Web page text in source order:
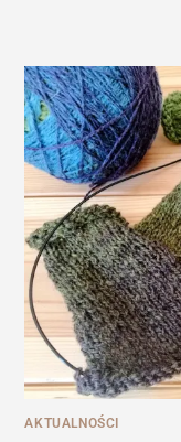
AKTUALNOŚCI